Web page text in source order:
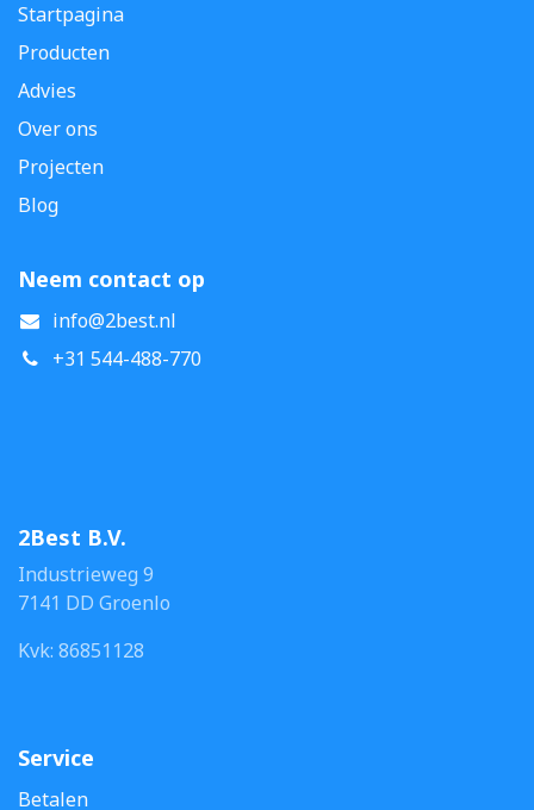
Startpagina
Producten
Advies
Over ons
Projecten
Blog
Neem contact op
info@2best.nl
+31 544-488-770
2Best B.V.
Industrieweg 9
7141 DD Groenlo
Kvk: 86851128
Service
Betalen